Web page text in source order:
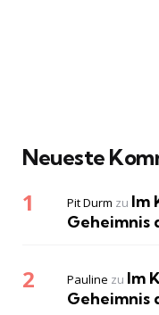
Neueste
Pit Durm zu Im
Geheimnis
Pauline zu Im
Geheimnis